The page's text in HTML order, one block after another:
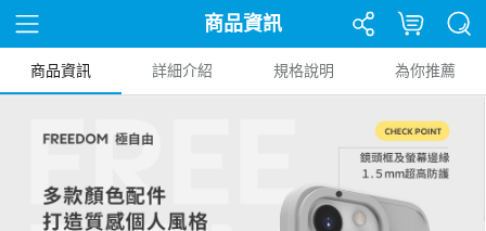
商品資訊
商品資訊 詳細介紹 規格說明 為你推薦